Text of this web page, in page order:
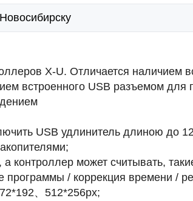
X-U. Отличается наличием
встроенного USB разъемом
USB удлинитель длиною до
контроллер может считывать,
/ коррекция времени /
、512*256px;